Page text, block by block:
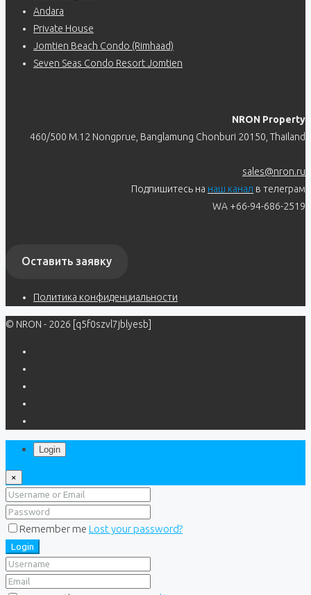
Andara
Private House
Jomtien Beach Condo (Rimhaad)
Seven Seas Condo Resort Jomtien
NRON Property
460/500 M.12 Nongprue, Banglamung Chonburi 20150, Thailand
sales@nron.ru
Подпишитесь на наш канал в телеграм
WA +66-94-686-2519
Оставить заявку
Политика конфиденциальности
© NRON - 2026 [q5f0szvl7jblyesb]
Login
×
Remember me Lost your password?
Login